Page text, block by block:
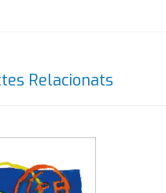
Relacionats